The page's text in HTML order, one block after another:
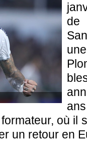
de
où il
un retour en